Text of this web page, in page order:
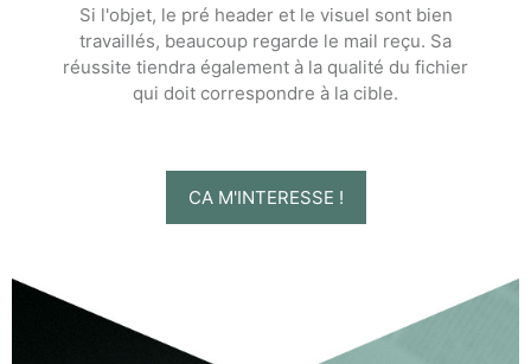
Si l'objet, le pré header et le visuel sont bien
travaillés, beaucoup regarde le mail reçu. Sa
réussite tiendra également à la qualité du fichier
qui doit correspondre à la cible.
CA M'INTERESSE !